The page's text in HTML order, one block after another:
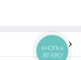
КНОПКА
ЗВ'ЯЗКУ